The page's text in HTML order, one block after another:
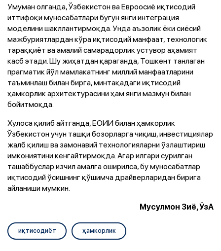
Умуман олганда, Ўзбекистон ва Евроосиё иқтисодий
иттифоқи муносабатлари бугун янги интеграция
моделини шакллантирмоқда. Унда аъзолик ёки сиёсий
мажбуриятлардан кўра иқтисодий манфаат, технологик
тараққиёт ва амалий самарадорлик устувор аҳамият
касб этади. Шу жиҳатдан қараганда, Тошкент танлаган
прагматик йўл мамлакатнинг миллий манфаатларини
таъминлаш билан бирга, минтақадаги иқтисодий
ҳамкорлик архитектурасини ҳам янги мазмун билан
бойитмоқда.
Хулоса қилиб айтганда, ЕОИИ билан ҳамкорлик
Ўзбекистон учун ташқи бозорларга чиқиш, инвестициялар
жалб қилиш ва замонавий технологияларни ўзлаштириш
имкониятини кенгайтирмоқда. Агар илгари сурилган
ташаббуслар изчил амалга оширилса, бу муносабатлар
иқтисодий ўсишнинг қўшимча драйверларидан бирига
айланиши мумкин.
Мусулмон Зиё, ЎзА
иқтисодиёт ҳамкорлик